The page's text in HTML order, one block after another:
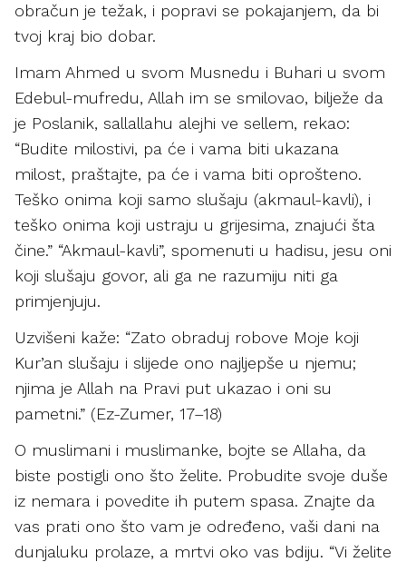
obračun je težak, i popravi se pokajanjem, da bi
tvoj kraj bio dobar.
Imam Ahmed u svom Musnedu i Buhari u svom
Edebul-mufredu, Allah im se smilovao, bilježe da
je Poslanik, sallallahu alejhi ve sellem, rekao:
“Budite milostivi, pa će i vama biti ukazana
milost, praštajte, pa će i vama biti oprošteno.
Teško onima koji samo slušaju (akmaul-kavli), i
teško onima koji ustraju u grijesima, znajući šta
čine.” “Akmaul-kavli”, spomenuti u hadisu, jesu oni
koji slušaju govor, ali ga ne razumiju niti ga
primjenjuju.
Uzvišeni kaže: “Zato obraduj robove Moje koji
Kur’an slušaju i slijede ono najljepše u njemu;
njima je Allah na Pravi put ukazao i oni su
pametni.” (Ez-Zumer, 17–18)
O muslimani i muslimanke, bojte se Allaha, da
biste postigli ono što želite. Probudite svoje duše
iz nemara i povedite ih putem spasa. Znajte da
vas prati ono što vam je određeno, vaši dani na
dunjaluku prolaze, a mrtvi oko vas bdiju. “Vi želite